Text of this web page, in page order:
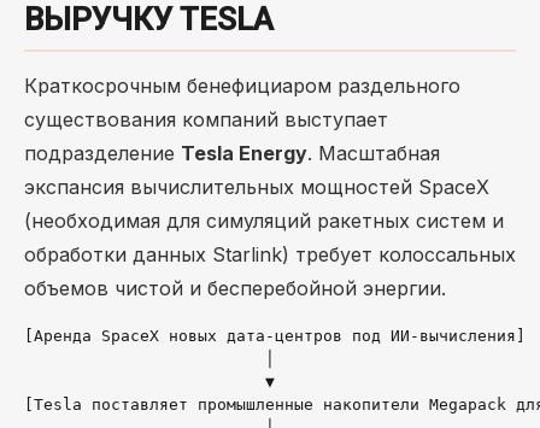
ВЫРУЧКУ TESLA
Краткосрочным бенефициаром раздельного
существования компаний выступает
подразделение Tesla Energy. Масштабная
экспансия вычислительных мощностей SpaceX
(необходимая для симуляций ракетных систем и
обработки данных Starlink) требует колоссальных
объемов чистой и бесперебойной энергии.
[Аренда SpaceX новых дата-центров под ИИ-вычисления]
                         ▼
[Tesla поставляет промышленные накопители Megapack